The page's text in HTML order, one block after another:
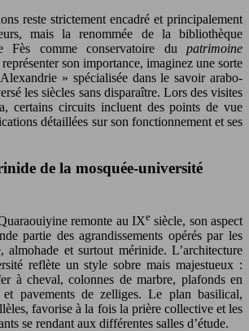
reste strictement encadré et principalement
mais la renommée de la bibliothèque
comme conservatoire du patrimoine
son importance, imaginez une sorte
» spécialisée dans le savoir arabo-
les siècles sans disparaître. Lors des visites
certains circuits incluent des points de vue
détaillées sur son fonctionnement et ses
de la mosquée-université
remonte au IXe siècle, son aspect
partie des agrandissements opérés par les
almohade et surtout mérinide. L’architecture
reflète un style sobre mais majestueux :
à cheval, colonnes de marbre, plafonds en
pavements de zelliges. Le plan basilical,
favorise à la fois la prière collective et les
se rendant aux différentes salles d’étude.